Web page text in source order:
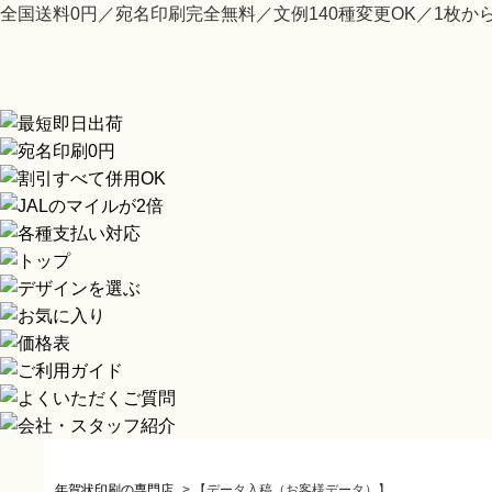
全国送料0円／宛名印刷完全無料／文例140種変更OK／1枚か